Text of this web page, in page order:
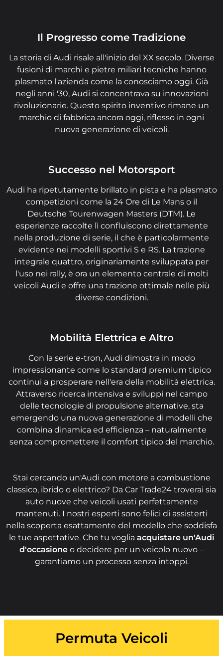
Il Progresso come Tradizione
La storia di Audi risale all'inizio del XX secolo. Diverse
fusioni di marchi e pietre miliari tecniche hanno
plasmato l'azienda come la conosciamo oggi. Già
negli anni '30, Audi si concentrava su innovazioni
rivoluzionarie. Questo spirito inventivo rimane un
marchio di fabbrica ancora oggi, riflesso in ogni
nuova generazione di veicoli.
Successo nel Motorsport
Audi ha ripetutamente brillato in pista e ha plasmato
competizioni come la 24 Ore di Le Mans o il
Deutsche Tourenwagen Masters (DTM). Le
esperienze raccolte lì confluiscono direttamente
nella produzione di serie, il che è particolarmente
evidente nei modelli sportivi S e RS. La trazione
integrale quattro, originariamente sviluppata per
l'uso nei rally, è ora un elemento centrale di molti
veicoli Audi e offre una trazione ottimale nelle più
diverse condizioni.
Mobilità Elettrica e Altro
Con la serie e-tron, Audi dimostra in modo
impressionante come lo standard premium tipico
continui a prosperare nell'era della mobilità elettrica.
Attraverso ricerca intensiva e sviluppi nel campo
delle tecnologie di propulsione alternative, sta
emergendo una nuova generazione di modelli che
combina dinamica ed efficienza – naturalmente
senza compromettere il comfort tipico del marchio.
Stai cercando un'Audi con motore a combustione
classico, ibrido o elettrico? Da Car Trade24 troverai sia
auto nuove che veicoli usati perfettamente
mantenuti. I nostri esperti sono felici di assisterti
nella scoperta esattamente del modello che soddisfa
le tue aspettative. Che tu voglia acquistare un'Audi
d'occasione o decidere per un veicolo nuovo –
garantiamo un processo senza intoppi.
Permuta Veicoli